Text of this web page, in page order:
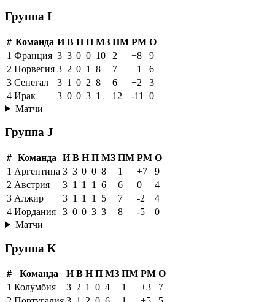
Группа I
# Команда И В Н П МЗ ПМ РМ О
1 Франция 3 3 0 0 10 2 +8
9
2 Норвегия 3 2 0 1 8 7 +1
6
3 Сенегал 3 1 0 2 8 6 +2
3
4 Ирак 3 0 0 3 1 12 -11
0
Матчи
Группа J
# Команда И В Н П МЗ ПМ РМ О
1 Аргентина 3 3 0 0 8 1 +7
9
2 Австрия 3 1 1 1 6 6 0
4
3 Алжир 3 1 1 1 5 7 -2
4
4 Иордания 3 0 0 3 3 8 -5
0
Матчи
Группа K
# Команда И В Н П МЗ ПМ РМ О
1 Колумбия 3 2 1 0 4 1 +3
7